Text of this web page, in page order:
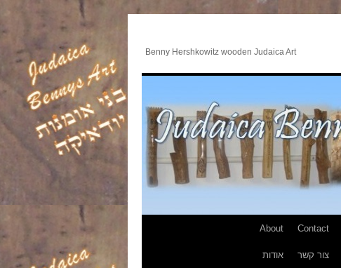
Benny Hershkowitz wooden Judaica Art
Contact
צור קשר
About
אודות